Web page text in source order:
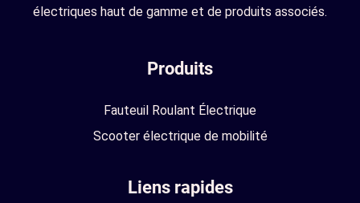
électriques haut de gamme et de produits associés.
Produits
Fauteuil Roulant Électrique
Scooter électrique de mobilité
Liens rapides